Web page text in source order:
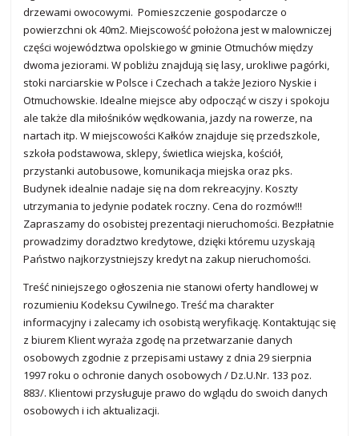
drzewami owocowymi. Pomieszczenie gospodarcze o
powierzchni ok 40m2. Miejscowość położona jest w malowniczej
części województwa opolskiego w gminie Otmuchów między
dwoma jeziorami. W pobliżu znajdują się lasy, urokliwe pagórki,
stoki narciarskie w Polsce i Czechach a także Jezioro Nyskie i
Otmuchowskie. Idealne miejsce aby odpocząć w ciszy i spokoju
ale także dla miłośników wędkowania, jazdy na rowerze, na
nartach itp. W miejscowości Kałków znajduje się przedszkole,
szkoła podstawowa, sklepy, świetlica wiejska, kościół,
przystanki autobusowe, komunikacja miejska oraz pks.
Budynek idealnie nadaje się na dom rekreacyjny. Koszty
utrzymania to jedynie podatek roczny. Cena do rozmów!!!
Zapraszamy do osobistej prezentacji nieruchomości. Bezpłatnie
prowadzimy doradztwo kredytowe, dzięki któremu uzyskają
Państwo najkorzystniejszy kredyt na zakup nieruchomości.
Treść niniejszego ogłoszenia nie stanowi oferty handlowej w
rozumieniu Kodeksu Cywilnego. Treść ma charakter
informacyjny i zalecamy ich osobistą weryfikację. Kontaktując się
z biurem Klient wyraża zgodę na przetwarzanie danych
osobowych zgodnie z przepisami ustawy z dnia 29 sierpnia
1997 roku o ochronie danych osobowych / Dz.U.Nr. 133 poz.
883/. Klientowi przysługuje prawo do wglądu do swoich danych
osobowych i ich aktualizacji.